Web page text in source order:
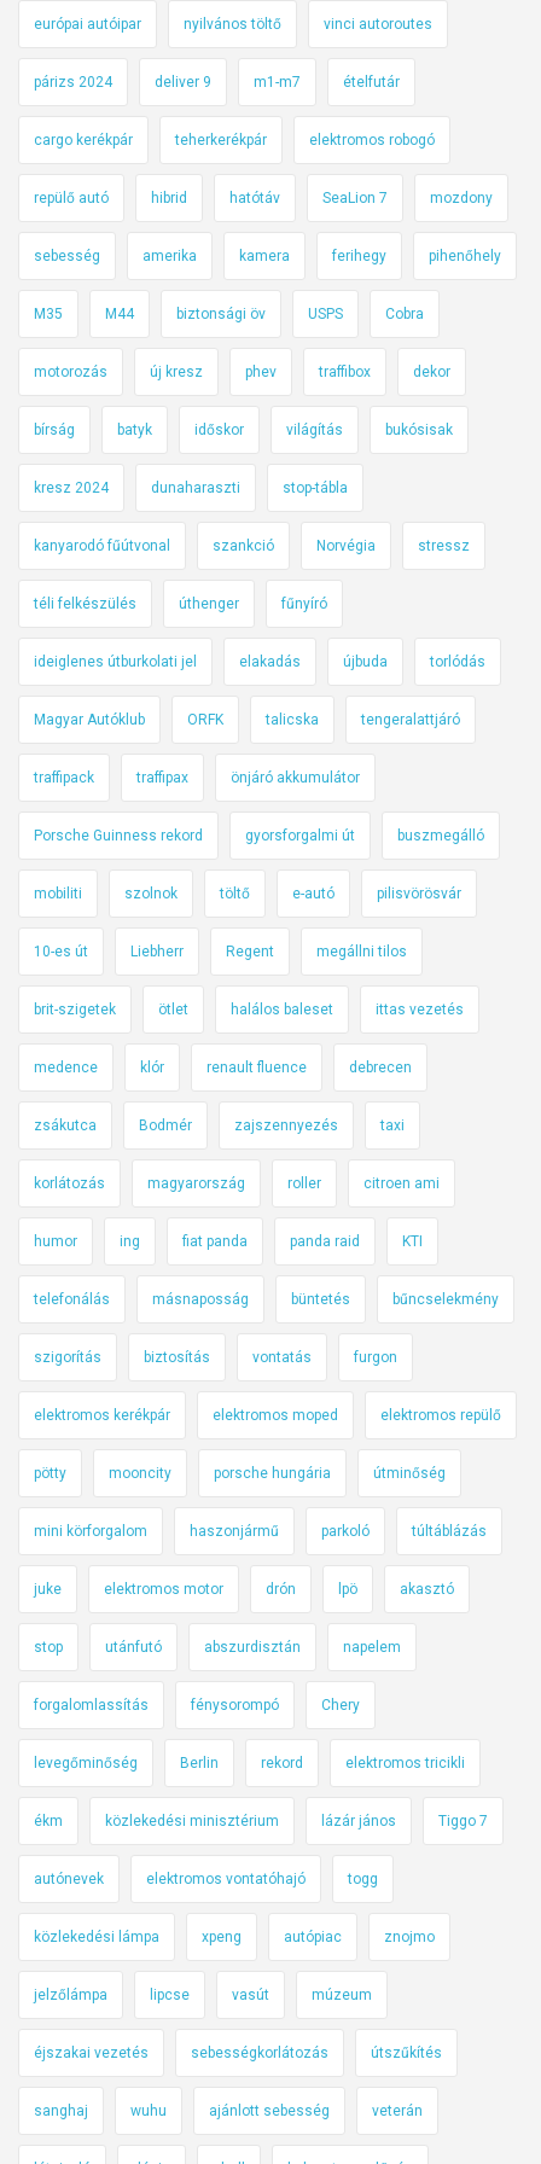
európai autóipar nyilvános töltő vinci autoroutes
párizs 2024 deliver 9 m1-m7 ételfutár
cargo kerékpár teherkerékpár elektromos robogó
repülő autó hibrid hatótáv SeaLion 7 mozdony
sebesség amerika kamera ferihegy pihenőhely
M35 M44 biztonsági öv USPS Cobra
motorozás új kresz phev traffibox dekor
bírság batyk időskor világítás bukósisak
kresz 2024 dunaharaszti stop-tábla
kanyarodó fűútvonal szankció Norvégia stressz
téli felkészülés úthenger fűnyíró
ideiglenes útburkolati jel elakadás újbuda torlódás
Magyar Autóklub ORFK talicska tengeralattjáró
traffipack traffipax önjáró akkumulátor
Porsche Guinness rekord gyorsforgalmi út buszmegálló
mobiliti szolnok töltő e-autó pilisvörösvár
10-es út Liebherr Regent megállni tilos
brit-szigetek ötlet halálos baleset ittas vezetés
medence klór renault fluence debrecen
zsákutca Bodmér zajszennyezés taxi
korlátozás magyarország roller citroen ami
humor ing fiat panda panda raid KTI
telefonálás másnaposság büntetés bűncselekmény
szigorítás biztosítás vontatás furgon
elektromos kerékpár elektromos moped elektromos repülő
pötty mooncity porsche hungária útminőség
mini körforgalom haszonjármű parkoló túltáblázás
juke elektromos motor drón lpö akasztó
stop utánfutó abszurdisztán napelem
forgalomlassítás fénysorompó Chery
levegőminőség Berlin rekord elektromos tricikli
ékm közlekedési minisztérium lázár jános Tiggo 7
autónevek elektromos vontatóhajó togg
közlekedési lámpa xpeng autópiac znojmo
jelzőlámpa lipcse vasút múzeum
éjszakai vezetés sebességkorlátozás útszűkítés
sanghaj wuhu ajánlott sebesség veterán